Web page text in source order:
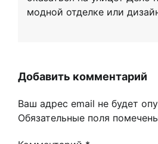
модной отделке или
Добавить комментарий
Ваш адрес email не будет
Обязательные поля